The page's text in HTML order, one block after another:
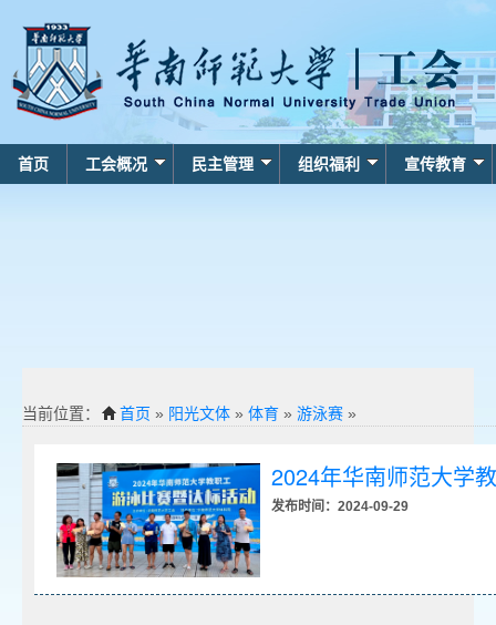
首页 工会概况 民主管理 组织福利 宣传教育
当前位置： 首页 » 阳光文体 » 体育 » 游泳赛 »
2024年华南师范大学
发布时间：2024-09-29